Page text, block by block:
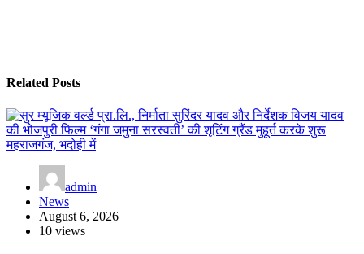
Related Posts
admin
News
August 6, 2026
10 views